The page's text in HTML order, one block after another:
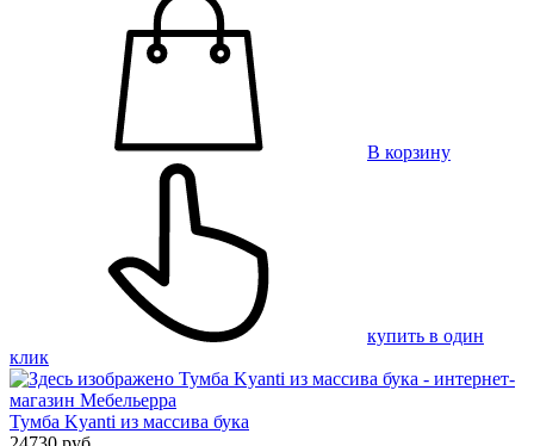
В корзину
купить в один
клик
Тумба Kyanti из массива бука